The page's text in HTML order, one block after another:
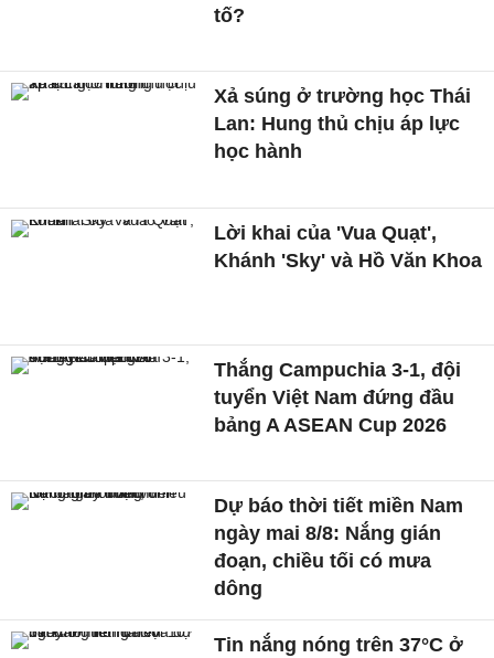
tố?
Xả súng ở trường học Thái
Lan: Hung thủ chịu áp lực
học hành
Lời khai của 'Vua Quạt',
Khánh 'Sky' và Hồ Văn Khoa
Thắng Campuchia 3-1, đội
tuyển Việt Nam đứng đầu
bảng A ASEAN Cup 2026
Dự báo thời tiết miền Nam
ngày mai 8/8: Nắng gián
đoạn, chiều tối có mưa
dông
Tin nắng nóng trên 37°C ở